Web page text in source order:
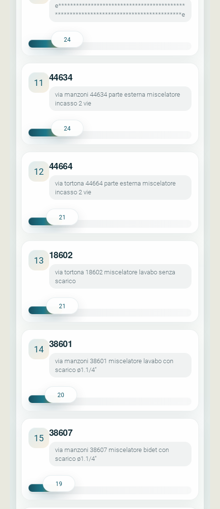
e*******************************************
*******************************************e
24
11 44634
via manzoni 44634 parte esterna miscelatore
incasso 2 vie
24
12 44664
via tortona 44664 parte esterna miscelatore
incasso 2 vie
21
13 18602
via tortona 18602 miscelatore lavabo senza
scarico
21
14 38601
via manzoni 38601 miscelatore lavabo con
scarico ø1.1/4"
20
15 38607
via manzoni 38607 miscelatore bidet con
scarico ø1.1/4"
19